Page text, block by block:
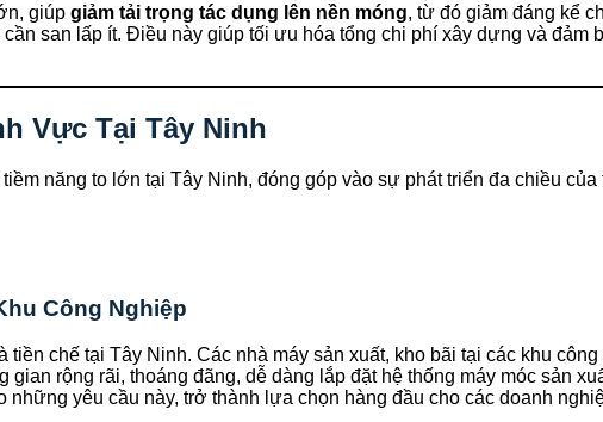
giúp giảm tải trọng tác dụng lên nền móng, từ đó giảm đáng kể
san lấp ít. Điều này giúp tối ưu hóa tổng chi phí xây dựng và đảm
Vực Tại Tây Ninh
năng to lớn tại Tây Ninh, đóng góp vào sự phát triển đa chiều
Công Nghiệp
chế tại Tây Ninh. Các nhà máy sản xuất, kho bãi tại các khu
gian rộng rãi, thoáng đãng, dễ dàng lắp đặt hệ thống máy móc sản
yêu cầu này, trở thành lựa chọn hàng đầu cho các doanh